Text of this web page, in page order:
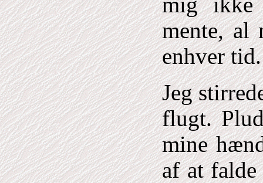
mente, al
enhver tid.
Jeg
flugt.
mine
af at